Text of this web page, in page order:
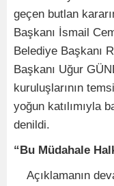
geçen butlan
Başkanı İsmail
Belediye Başkanı
Başkanı Uğur
kuruluşlarının
yoğun katılımıyla
denildi.
“Bu Müdahale
Açıklamanın